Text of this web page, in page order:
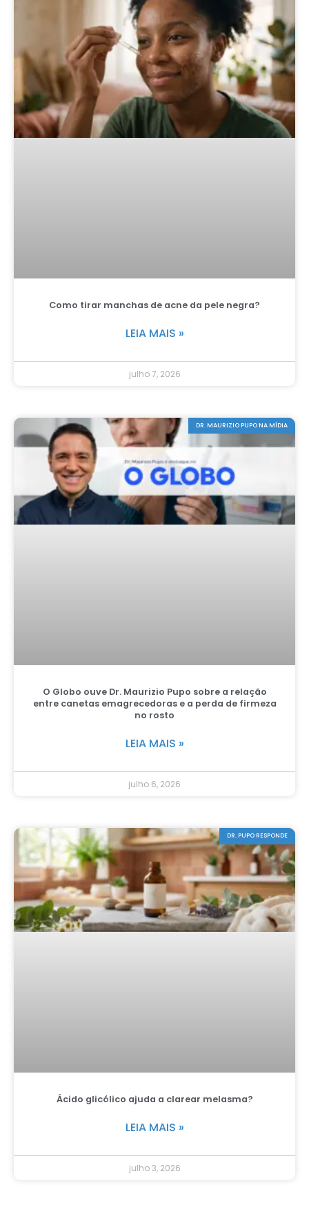
Como tirar manchas de acne da pele negra?
LEIA MAIS »
julho 7, 2026
DR. MAURIZIO PUPO NA MÍDIA
O Globo ouve Dr. Maurizio Pupo sobre a relação
entre canetas emagrecedoras e a perda de firmeza
no rosto
LEIA MAIS »
julho 6, 2026
DR. PUPO RESPONDE
Ácido glicólico ajuda a clarear melasma?
LEIA MAIS »
julho 3, 2026